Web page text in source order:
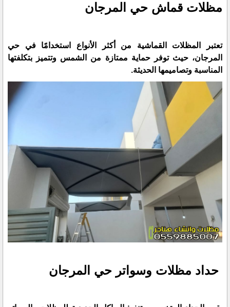
مظلات قماش حي المرجان
تعتبر المظلات القماشية من أكثر الأنواع استخدامًا في حي
المرجان، حيث توفر حماية ممتازة من الشمس وتتميز بتكلفتها
المناسبة وتصاميمها الحديثة.
حداد مظلات وسواتر حي المرجان